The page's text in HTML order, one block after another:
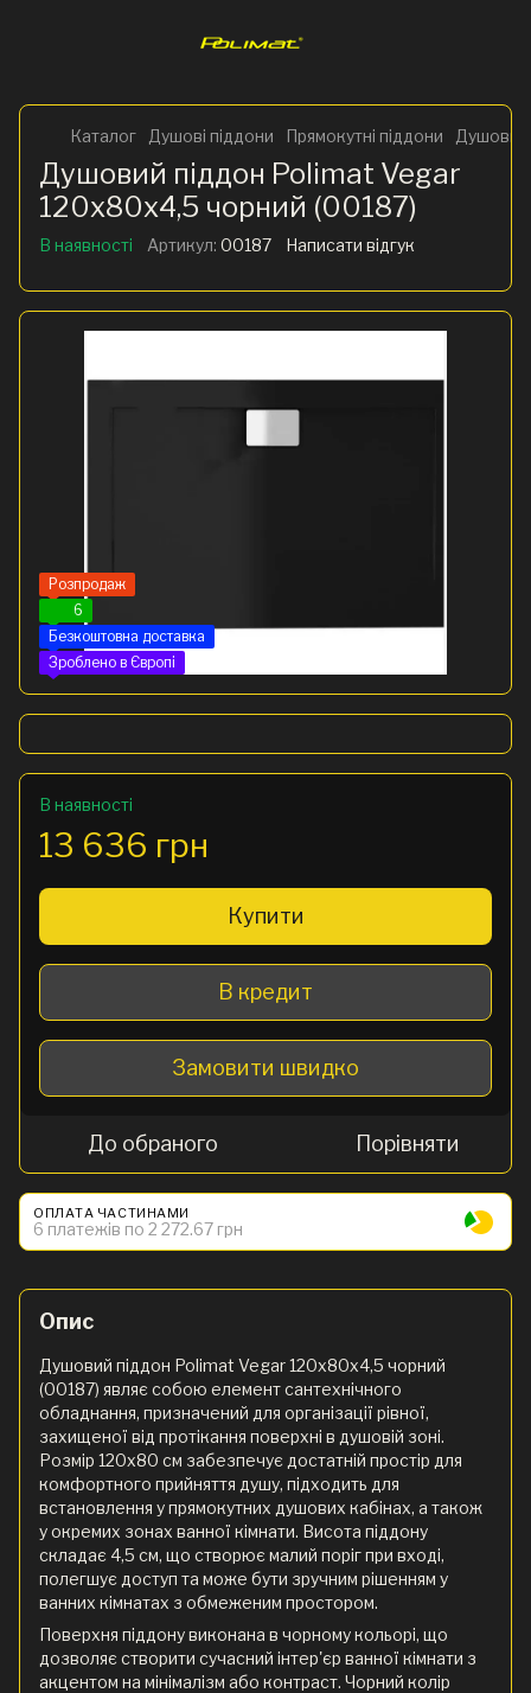
Каталог Душові піддони Прямокутні піддони Душовий
Душовий піддон Polimat Vegar
120x80x4,5 чорний (00187)
В наявності Артикул: 00187 Написати відгук
Розпродаж
6
Безкоштовна доставка
Зроблено в Європі
В наявності
13 636 грн
Купити
В кредит
Замовити швидко
До обраного Порівняти
ОПЛАТА ЧАСТИНАМИ
6 платежів по 2 272.67 грн
Опис
Душовий піддон Polimat Vegar 120x80x4,5 чорний
(00187) являє собою елемент сантехнічного
обладнання, призначений для організації рівної,
захищеної від протікання поверхні в душовій зоні.
Розмір 120x80 см забезпечує достатній простір для
комфортного прийняття душу, підходить для
встановлення у прямокутних душових кабінах, а також
у окремих зонах ванної кімнати. Висота піддону
складає 4,5 см, що створює малий поріг при вході,
полегшує доступ та може бути зручним рішенням у
ванних кімнатах з обмеженим простором.
Поверхня піддону виконана в чорному кольорі, що
дозволяє створити сучасний інтер'єр ванної кімнати з
акцентом на мінімалізм або контраст. Чорний колір